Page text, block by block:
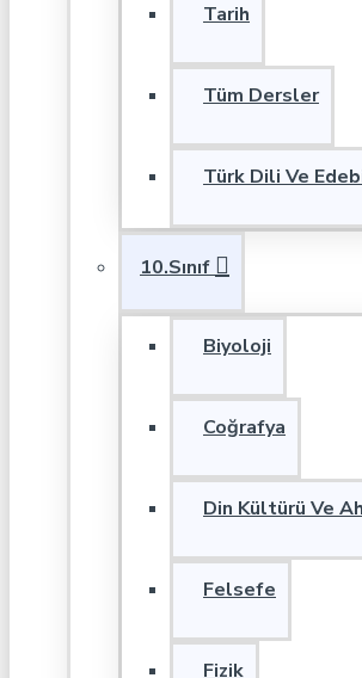
Tarih
Tüm Dersler
Türk Dili Ve
10.Sınıf
Biyoloji
Coğrafya
Din Kültürü Ve
Felsefe
Fizik